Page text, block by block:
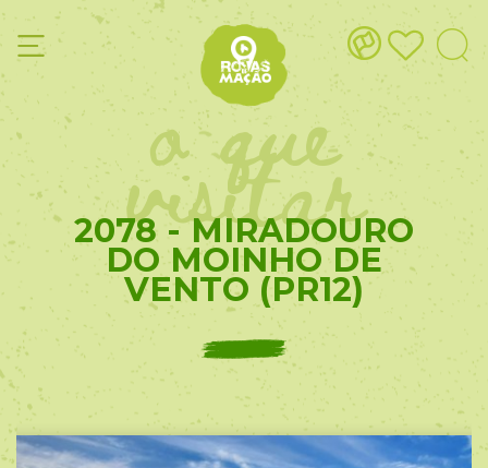
o que
visitar
2078 - MIRADOURO
DO MOINHO DE
VENTO (PR12)